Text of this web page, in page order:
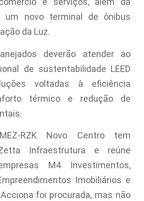
um novo terminal de ônibus
da Luz.
deverão atender ao
de sustentabilidade LEED
voltadas à eficiência
térmico e redução de
RZK Novo Centro tem
Infraestrutura e reúne
M4 Investimentos,
Imobiliários e
foi procurada, mas não